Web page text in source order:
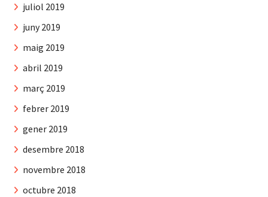
juliol 2019
juny 2019
maig 2019
abril 2019
març 2019
febrer 2019
gener 2019
desembre 2018
novembre 2018
octubre 2018